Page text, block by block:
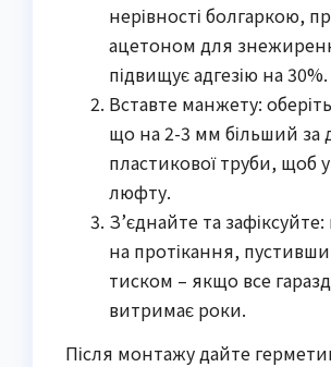
нерівності болгаркою,
ацетоном для
підвищує адгезію на 30%.
Вставте манжету:
що на 2-3 мм більший за
пластикової труби, щоб
люфту.
З’єднайте та зафіксуйте:
на протікання,
тиском – якщо все
витримає роки.
Після монтажу дайте